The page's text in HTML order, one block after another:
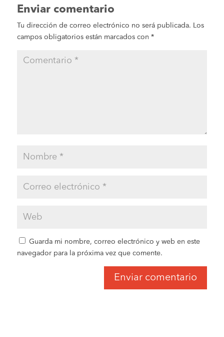
Enviar comentario
Tu dirección de correo electrónico no será publicada.
Los
campos obligatorios están marcados con *
Guarda mi nombre, correo electrónico y web en este
navegador para la próxima vez que comente.